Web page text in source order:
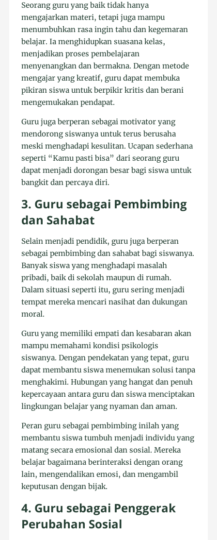
Seorang guru yang baik tidak hanya
mengajarkan materi, tetapi juga mampu
menumbuhkan rasa ingin tahu dan kegemaran
belajar. Ia menghidupkan suasana kelas,
menjadikan proses pembelajaran
menyenangkan dan bermakna. Dengan metode
mengajar yang kreatif, guru dapat membuka
pikiran siswa untuk berpikir kritis dan berani
mengemukakan pendapat.
Guru juga berperan sebagai motivator yang
mendorong siswanya untuk terus berusaha
meski menghadapi kesulitan. Ucapan sederhana
seperti “Kamu pasti bisa” dari seorang guru
dapat menjadi dorongan besar bagi siswa untuk
bangkit dan percaya diri.
3. Guru sebagai Pembimbing
dan Sahabat
Selain menjadi pendidik, guru juga berperan
sebagai pembimbing dan sahabat bagi siswanya.
Banyak siswa yang menghadapi masalah
pribadi, baik di sekolah maupun di rumah.
Dalam situasi seperti itu, guru sering menjadi
tempat mereka mencari nasihat dan dukungan
moral.
Guru yang memiliki empati dan kesabaran akan
mampu memahami kondisi psikologis
siswanya. Dengan pendekatan yang tepat, guru
dapat membantu siswa menemukan solusi tanpa
menghakimi. Hubungan yang hangat dan penuh
kepercayaan antara guru dan siswa menciptakan
lingkungan belajar yang nyaman dan aman.
Peran guru sebagai pembimbing inilah yang
membantu siswa tumbuh menjadi individu yang
matang secara emosional dan sosial. Mereka
belajar bagaimana berinteraksi dengan orang
lain, mengendalikan emosi, dan mengambil
keputusan dengan bijak.
4. Guru sebagai Penggerak
Perubahan Sosial